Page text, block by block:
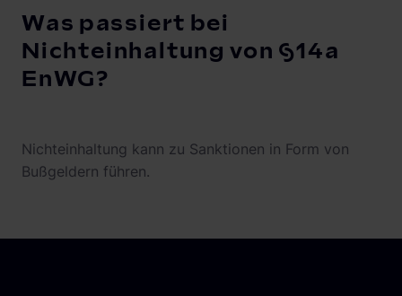
Was passiert bei
Nichteinhaltung von §14a
EnWG?
Nichteinhaltung kann zu Sanktionen in Form von
Bußgeldern führen.